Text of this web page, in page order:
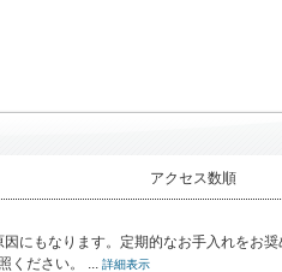
にもなります。定期的なお手入れをお奨
ください。 ... 詳細表示